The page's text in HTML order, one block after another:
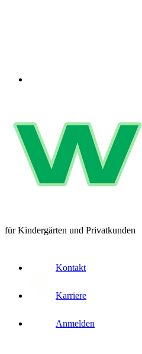
für Kindergärten und Privatkunden
Kontakt
Karriere
Anmelden